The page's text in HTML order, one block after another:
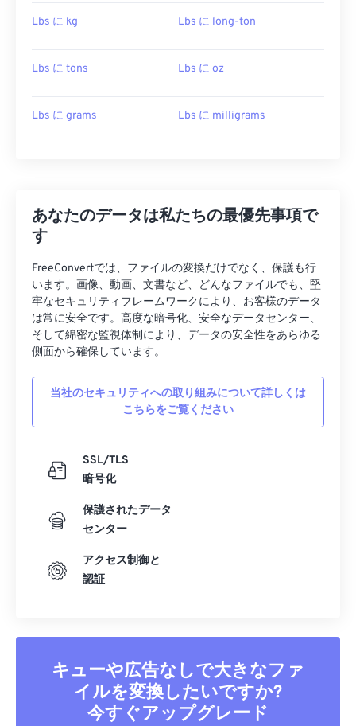
Lbs に kg Lbs に long-ton
Lbs に tons Lbs に oz
Lbs に grams Lbs に milligrams
あなたのデータは私たちの最優先事項で
す
FreeConvertでは、ファイルの変換だけでなく、保護も行
います。画像、動画、文書など、どんなファイルでも、堅
牢なセキュリティフレームワークにより、お客様のデータ
は常に安全です。高度な暗号化、安全なデータセンター、
そして綿密な監視体制により、データの安全性をあらゆる
側面から確保しています。
当社のセキュリティへの取り組みについて詳しくは
こちらをご覧ください
SSL/TLS
暗号化
保護されたデータ
センター
アクセス制御と
認証
キューや広告なしで大きなファ
イルを変換したいですか?
今すぐアップグレード